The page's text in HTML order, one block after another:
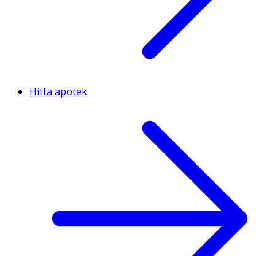
Hitta apotek